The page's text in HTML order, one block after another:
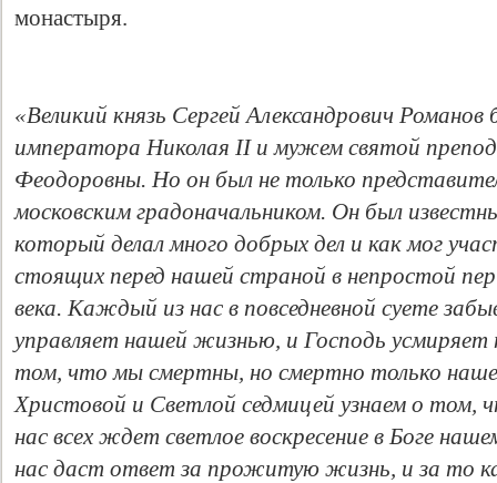
монастыря.
«Великий князь Сергей Александрович
императора Николая II и мужем святой
Феодоровны. Но он был не только
московским градоначальником. Он был
который делал много добрых дел и как мог
стоящих перед нашей страной в непростой
века. Каждый из нас в повседневной суете
управляет нашей жизнью, и Господь усмиряет
том, что мы смертны, но смертно только
Христовой и Светлой седмицей узнаем о том,
нас всех ждет светлое воскресение в Боге
нас даст ответ за прожитую жизнь, и за то
Свидетельство